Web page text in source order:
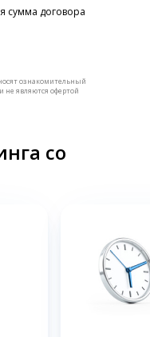
сумма договора
ознакомительный
не являются офертой
со